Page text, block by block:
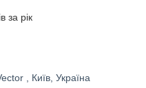
за рік
, Київ, Україна